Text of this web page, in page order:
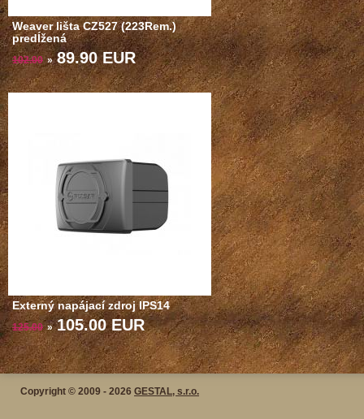
Weaver lišta CZ527 (223Rem.)
predĺžená
102.00 » 89.90 EUR
Externý napájací zdroj IPS14
125.00 » 105.00 EUR
Copyright © 2009 - 2026 GESTAL, s.r.o.